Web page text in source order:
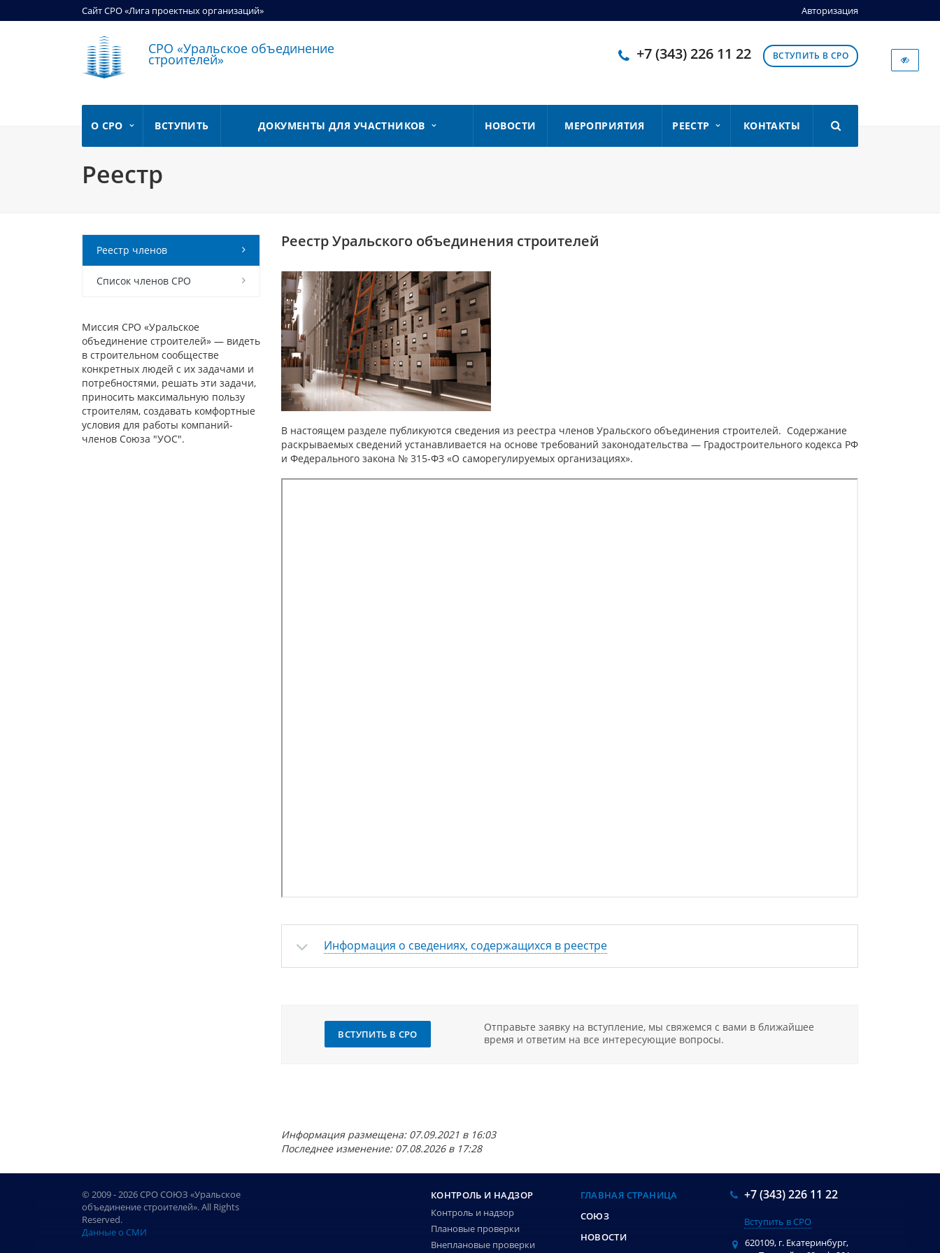
Сайт СРО «Лига проектных организаций» Авторизация
СРО «Уральское объединение
строителей» ВСТУПИТЬ В СРО
+7 (343) 226 11 22
О СРО ВСТУПИТЬ ДОКУМЕНТЫ ДЛЯ УЧАСТНИКОВ НОВОСТИ МЕРОПРИЯТИЯ РЕЕСТР КОНТАКТЫ
Реестр
Реестр членов
Список членов СРО
Миссия СРО «Уральское
объединение строителей» — видеть
в строительном сообществе
конкретных людей с их задачами и
потребностями, решать эти задачи,
приносить максимальную пользу
строителям, создавать комфортные
условия для работы компаний-
членов Союза "УОС".
Реестр Уральского объединения строителей
В настоящем разделе публикуются сведения из реестра членов Уральского объединения строителей. Содержание
раскрываемых сведений устанавливается на основе требований законодательства — Градостроительного кодекса РФ
и Федерального закона № 315-ФЗ «О саморегулируемых организациях».
Информация о сведениях, содержащихся в реестре
ВСТУПИТЬ В СРО
Отправьте заявку на вступление, мы свяжемся с вами в ближайшее
время и ответим на все интересующие вопросы.
Информация размещена: 07.09.2021 в 16:03
Последнее изменение: 07.08.2026 в 17:28
© 2009 - 2026 СРО СОЮЗ «Уральское
объединение строителей». All Rights
Reserved.
Данные о СМИ
КОНТРОЛЬ И НАДЗОР
Контроль и надзор
Плановые проверки
Внеплановые проверки
ГЛАВНАЯ СТРАНИЦА
СОЮЗ
НОВОСТИ
+7 (343) 226 11 22
Вступить в СРО
620109, г. Екатеринбург,